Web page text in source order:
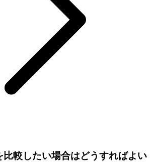
較したい場合はどうすればよい